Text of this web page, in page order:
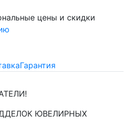
цены и скидки
Гарантия
ЮВЕЛИРНЫХ